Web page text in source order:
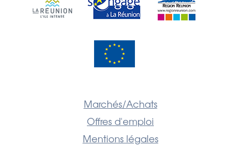
Marchés/Achats
Offres d'emploi
Mentions légales